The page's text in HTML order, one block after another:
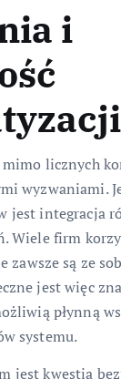
i
licznych
wyzwaniami.
jest integracja
Wiele firm
są ze
jest więc
płynną
systemu.
jest kwestia